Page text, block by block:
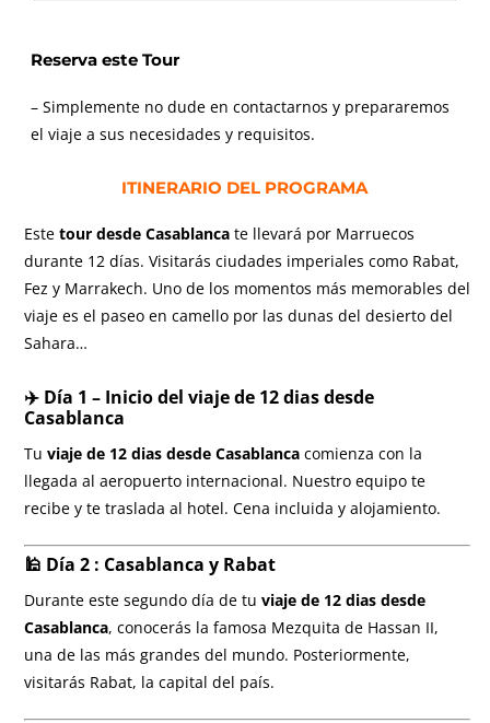
Reserva este Tour
– Simplemente no dude en contactarnos y prepararemos
el viaje a sus necesidades y requisitos.
ITINERARIO DEL PROGRAMA
Este tour desde Casablancate llevará por Marruecos
durante 12 días. Visitarás ciudades imperiales como Rabat,
Fez y Marrakech. Uno de los momentos más memorables del
viaje es el paseo en camello por las dunas del desierto del
Sahara…
✈️ Día 1 – Inicio del viaje de 12 dias desde
Casablanca
Tu viaje de 12 dias desde Casablancacomienza con la
llegada al aeropuerto internacional. Nuestro equipo te
recibe y te traslada al hotel. Cena incluida y alojamiento.
🕌 Día 2 : Casablanca y Rabat
Durante este segundo día de tu viaje de 12 dias desde
Casablanca, conocerás la famosa Mezquita de Hassan II,
una de las más grandes del mundo. Posteriormente,
visitarás Rabat, la capital del país.